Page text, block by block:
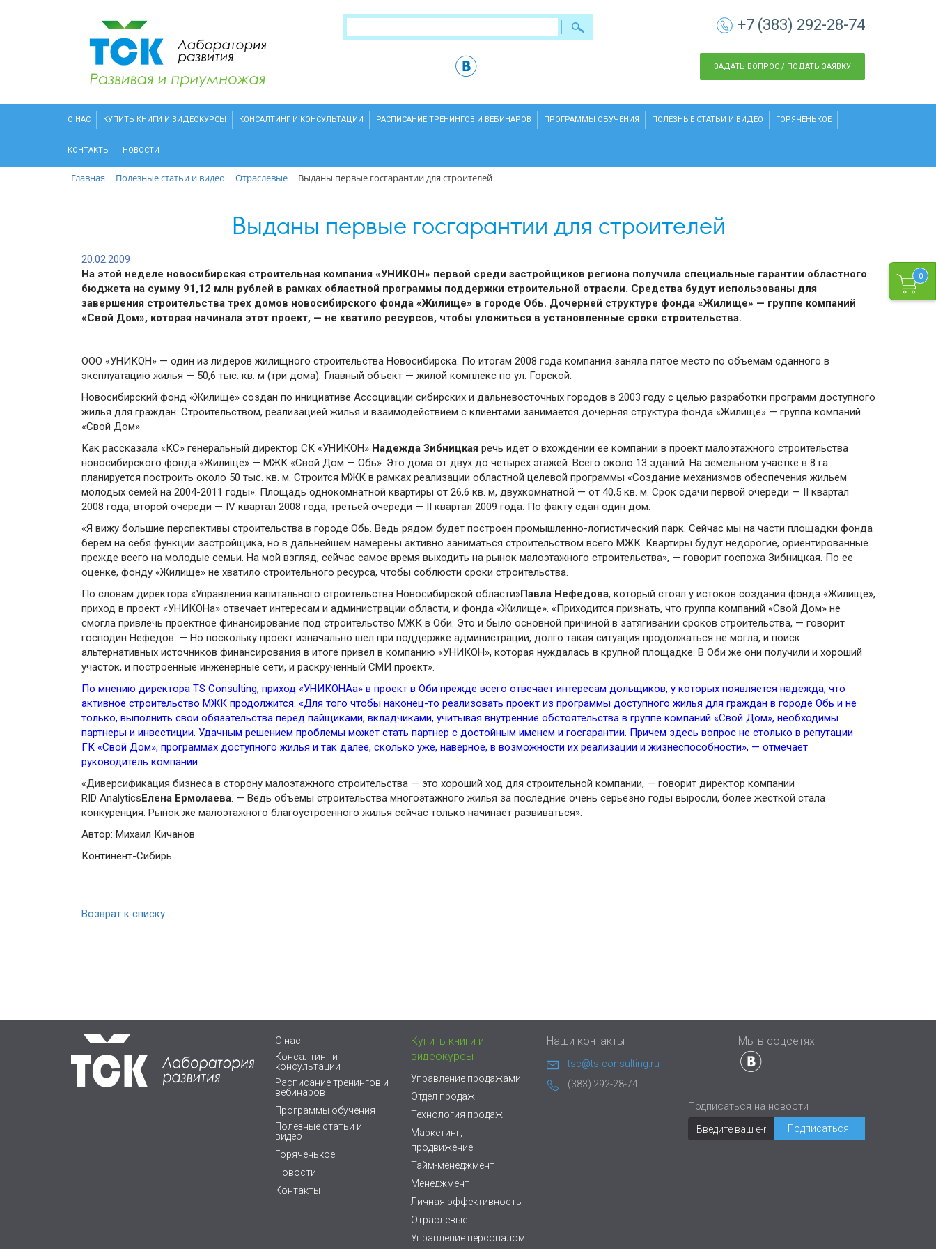
0
+7 (383) 292-28-74
ЗАДАТЬ ВОПРОС / ПОДАТЬ ЗАЯВКУ
О НАС КУПИТЬ КНИГИ И ВИДЕОКУРСЫ КОНСАЛТИНГ И КОНСУЛЬТАЦИИ РАСПИСАНИЕ ТРЕНИНГОВ И ВЕБИНАРОВ ПРОГРАММЫ ОБУЧЕНИЯ ПОЛЕЗНЫЕ СТАТЬИ И ВИДЕО ГОРЯЧЕНЬКОЕ
КОНТАКТЫ НОВОСТИ
Главная Полезные статьи и видео Отраслевые Выданы первые госгарантии для строителей
Выданы первые госгарантии для строителей
20.02.2009
На этой неделе новосибирская строительная компания «УНИКОН» первой среди застройщиков региона получила специальные гарантии областного
бюджета на сумму 91,12 млн рублей в рамках областной программы поддержки строительной отрасли. Средства будут использованы для
завершения строительства трех домов новосибирского фонда «Жилище» в городе Обь. Дочерней структуре фонда «Жилище» — группе компаний
«Свой Дом», которая начинала этот проект, — не хватило ресурсов, чтобы уложиться в установленные сроки строительства.
ООО «УНИКОН» — один из лидеров жилищного строительства Новосибирска. По итогам 2008 года компания заняла пятое место по объемам сданного в
эксплуатацию жилья — 50,6 тыс. кв. м (три дома). Главный объект — жилой комплекс по ул. Горской.
Новосибирский фонд «Жилище» создан по инициативе Ассоциации сибирских и дальневосточных городов в 2003 году с целью разработки программ доступного
жилья для граждан. Строительством, реализацией жилья и взаимодействием с клиентами занимается дочерняя структура фонда «Жилище» — группа компаний
«Свой Дом».
Как рассказала «КС» генеральный директор СК «УНИКОН» Надежда Зибницкая речь идет о вхождении ее компании в проект малоэтажного строительства
новосибирского фонда «Жилище» — МЖК «Свой Дом — Обь». Это дома от двух до четырех этажей. Всего около 13 зданий. На земельном участке в 8 га
планируется построить около 50 тыс. кв. м. Строится МЖК в рамках реализации областной целевой программы «Создание механизмов обеспечения жильем
молодых семей на 2004-2011 годы». Площадь однокомнатной квартиры от 26,6 кв. м, двухкомнатной — от 40,5 кв. м. Срок сдачи первой очереди — II квартал
2008 года, второй очереди — IV квартал 2008 года, третьей очереди — II квартал 2009 года. По факту сдан один дом.
«Я вижу большие перспективы строительства в городе Обь. Ведь рядом будет построен промышленно-логистический парк. Сейчас мы на части площадки фонда
берем на себя функции застройщика, но в дальнейшем намерены активно заниматься строительством всего МЖК. Квартиры будут недорогие, ориентированные
прежде всего на молодые семьи. На мой взгляд, сейчас самое время выходить на рынок малоэтажного строительства», — говорит госпожа Зибницкая. По ее
оценке, фонду «Жилище» не хватило строительного ресурса, чтобы соблюсти сроки строительства.
По словам директора «Управления капитального строительства Новосибирской области»Павла Нефедова, который стоял у истоков создания фонда «Жилище»,
приход в проект «УНИКОНа» отвечает интересам и администрации области, и фонда «Жилище». «Приходится признать, что группа компаний «Свой Дом» не
смогла привлечь проектное финансирование под строительство МЖК в Оби. Это и было основной причиной в затягивании сроков строительства, — говорит
господин Нефедов. — Но поскольку проект изначально шел при поддержке администрации, долго такая ситуация продолжаться не могла, и поиск
альтернативных источников финансирования в итоге привел в компанию «УНИКОН», которая нуждалась в крупной площадке. В Оби же они получили и хороший
участок, и построенные инженерные сети, и раскрученный СМИ проект».
По мнению директора TS Consulting, приход «УНИКОНАа» в проект в Оби прежде всего отвечает интересам дольщиков, у которых появляется надежда, что
активное строительство МЖК продолжится. «Для того чтобы наконец-то реализовать проект из программы доступного жилья для граждан в городе Обь и не
только, выполнить свои обязательства перед пайщиками, вкладчиками, учитывая внутренние обстоятельства в группе компаний «Свой Дом», необходимы
партнеры и инвестиции. Удачным решением проблемы может стать партнер с достойным именем и госгарантии. Причем здесь вопрос не столько в репутации
ГК «Свой Дом», программах доступного жилья и так далее, сколько уже, наверное, в возможности их реализации и жизнеспособности», — отмечает
руководитель компании.
«Диверсификация бизнеса в сторону малоэтажного строительства — это хороший ход для строительной компании, — говорит директор компании
RID AnalyticsЕлена Ермолаева . — Ведь объемы строительства многоэтажного жилья за последние очень серьезно годы выросли, более жесткой стала
конкуренция. Рынок же малоэтажного благоустроенного жилья сейчас только начинает развиваться».
Автор: Михаил Кичанов
Континент-Сибирь
Возврат к списку
О нас
Консалтинг и
консультации
Расписание тренингов и
вебинаров
Программы обучения
Полезные статьи и
видео
Горяченькое
Новости
Контакты
Купить книги и
видеокурсы
Управление продажами
Отдел продаж
Технология продаж
Маркетинг,
продвижение
Тайм-менеджмент
Менеджмент
Личная эффективность
Отраслевые
Управление персоналом
Наши контакты
tsc@ts-consulting.ru
(383) 292-28-74
Мы в соцсетях
Подписаться на новости